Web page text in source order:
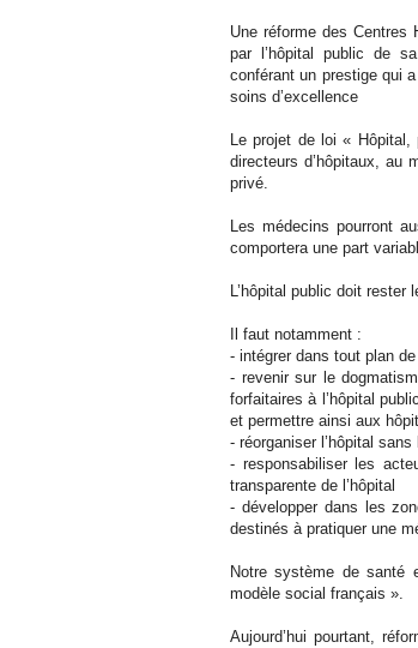
Une réforme des Centres
par l’hôpital public de
conférant un prestige qui
soins d’excellence
Le projet de loi «
directeurs d’hôpitaux, au
privé.
Les médecins pourront
comportera une part
L’hôpital public doit
Il faut notamment :
- intégrer dans tout plan
- revenir sur le
forfaitaires à l’hôpital
et permettre ainsi aux
- réorganiser l’hôpital
- responsabiliser les
transparente de l’hôpital
- développer dans les
destinés à pratiquer une
Notre système de santé
modèle social français ».
Aujourd’hui pourtant,